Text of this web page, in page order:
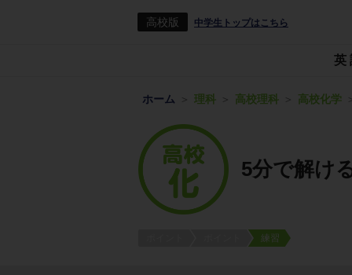
高校版 中学生トップはこちら
英
ホーム 理科 高校理科 高校化学
5分で解け
練習